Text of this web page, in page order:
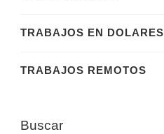
TRABAJOS EN DOLARES
TRABAJOS REMOTOS
Buscar